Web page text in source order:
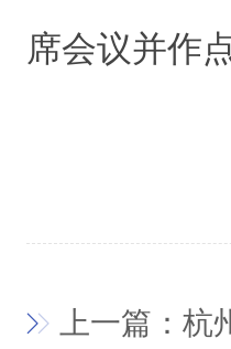
席会议并作
上一篇：